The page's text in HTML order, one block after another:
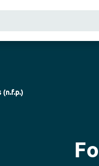
(n.f.p.)